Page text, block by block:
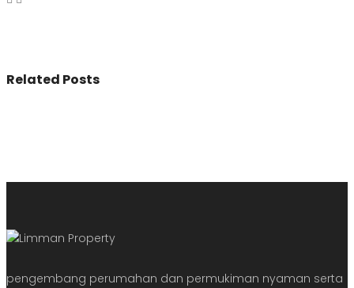
Related Posts
pengembang perumahan dan permukiman nyaman serta